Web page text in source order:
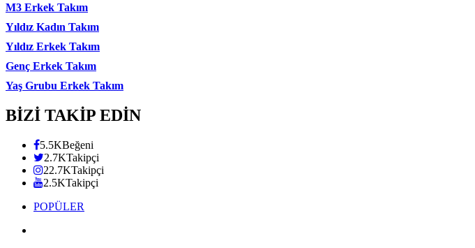
M3 Erkek Takım
Yıldız Kadın Takım
Yıldız Erkek Takım
Genç Erkek Takım
Yaş Grubu Erkek Takım
BİZİ TAKİP EDİN
5.5KBeğeni
2.7KTakipçi
22.7KTakipçi
2.5KTakipçi
POPÜLER